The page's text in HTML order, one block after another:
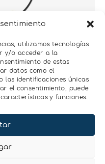
utilizamos tecnologías
y/o acceder a la
de estas
datos como el
las identificaciones únicas
el consentimiento, puede
y funciones.
DE
y temperatura
o agua